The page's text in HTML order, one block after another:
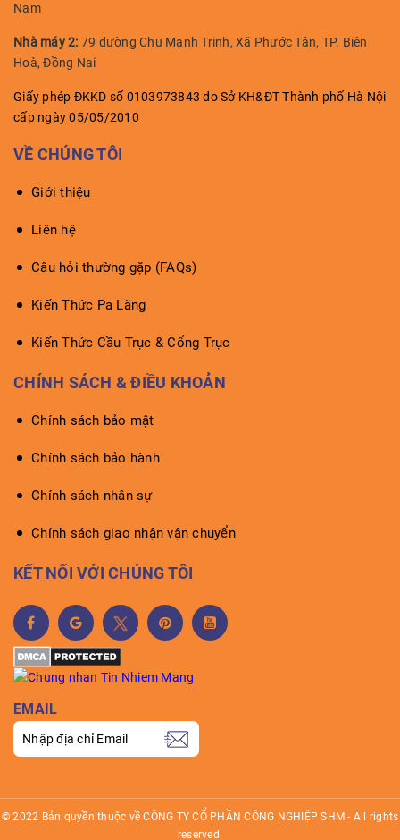
Nam
Nhà máy 2: 79 đường Chu Mạnh Trinh, Xã Phước Tân, TP. Biên
Hoà, Đồng Nai
Giấy phép ĐKKD số 0103973843 do Sở KH&ĐT Thành phố Hà Nội
cấp ngày 05/05/2010
VỀ CHÚNG TÔI
Giới thiệu
Liên hệ
Câu hỏi thường gặp (FAQs)
Kiến Thức Pa Lăng
Kiến Thức Cầu Trục & Cổng Trục
CHÍNH SÁCH & ĐIỀU KHOẢN
Chính sách bảo mật
Chính sách bảo hành
Chính sách nhân sự
Chính sách giao nhận vận chuyển
KẾT NỐI VỚI CHÚNG TÔI
EMAIL
© 2022 Bản quyền thuộc về CÔNG TY CỔ PHẦN CÔNG NGHIỆP SHM - All rights
reserved.